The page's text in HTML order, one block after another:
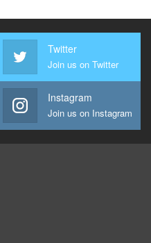
Twitter
Join us on Twitter
Instagram
Join us on Instagram